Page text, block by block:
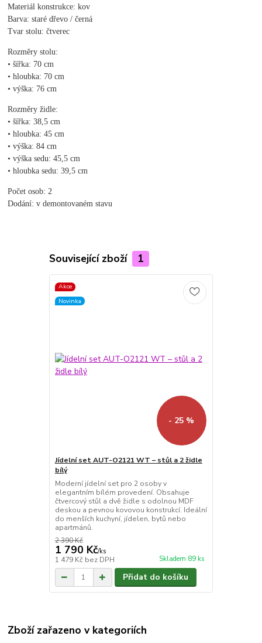
Materiál konstrukce: kov
Barva: staré dřevo / černá
Tvar stolu: čtverec
Rozměry stolu:
• šířka: 70 cm
• hloubka: 70 cm
• výška: 76 cm
Rozměry židle:
• šířka: 38,5 cm
• hloubka: 45 cm
• výška: 84 cm
• výška sedu: 45,5 cm
• hloubka sedu: 39,5 cm
Počet osob: 2
Dodání: v demontovaném stavu
Související zboží 1
Akce
Novinka
- 25 %
Jídelní set AUT-O2121 WT – stůl a 2 židle
bílý
Moderní jídelní set pro 2 osoby v
elegantním bílém provedení. Obsahuje
čtvercový stůl a dvě židle s odolnou MDF
deskou a pevnou kovovou konstrukcí. Ideální
do menších kuchyní, jídelen, bytů nebo
apartmánů.
2 390 Kč
1 790 Kč/ks
1 479 Kč bez DPH Skladem 89 ks
Přidat do košíku
Zboží zařazeno v kategoriích